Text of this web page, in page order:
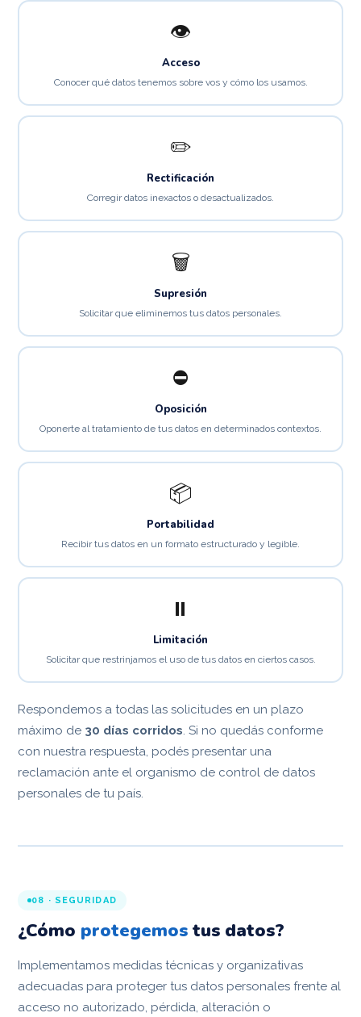
👁
Acceso
Conocer qué datos tenemos sobre vos y cómo los usamos.
✏️
Rectificación
Corregir datos inexactos o desactualizados.
🗑
Supresión
Solicitar que eliminemos tus datos personales.
⛔
Oposición
Oponerte al tratamiento de tus datos en determinados contextos.
📦
Portabilidad
Recibir tus datos en un formato estructurado y legible.
⏸
Limitación
Solicitar que restrinjamos el uso de tus datos en ciertos casos.
Respondemos a todas las solicitudes en un plazo
máximo de 30 días corridos . Si no quedás conforme
con nuestra respuesta, podés presentar una
reclamación ante el organismo de control de datos
personales de tu país.
08 · SEGURIDAD
¿Cómo protegemos tus datos?
Implementamos medidas técnicas y organizativas
adecuadas para proteger tus datos personales frente al
acceso no autorizado, pérdida, alteración o